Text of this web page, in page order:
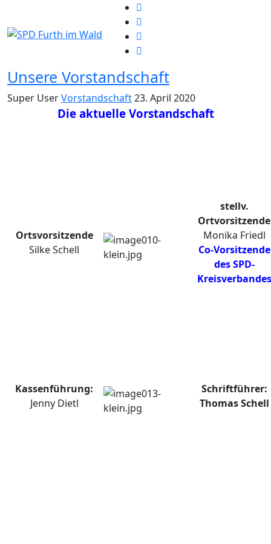
Unsere Vorstandschaft
Super UserVorstandschaft23. April 2020
Die aktuelle Vorstandschaft
Ortsvorsitzende
Silke Schell
stellv.
Ortvorsitzende
Monika Friedl
Co-Vorsitzende
desSPD-
Kreisverbandes
Kassenführung:
Jenny Dietl
Schriftführer:
Thomas Schell